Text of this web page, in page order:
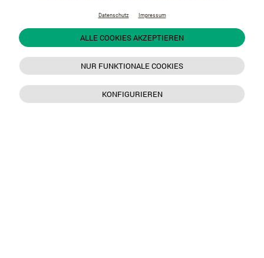
Datenschutz Impressum
ALLE COOKIES AKZEPTIEREN
NUR FUNKTIONALE COOKIES
KONFIGURIEREN